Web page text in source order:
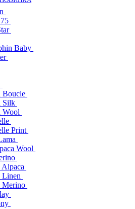
Baby
Boucle
Silk
Wool
Print
Wool
Merino